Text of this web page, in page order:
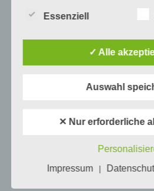
a) personenbezogene
Informationen, die sich
Folgenden „betroffene
Person angesehen, die
Essenziell
✓ Alle
Auswahl
✕ Nur erforderliche
Impressum